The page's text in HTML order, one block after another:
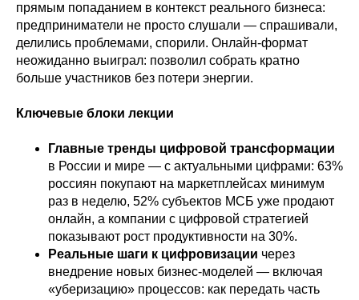
прямым попаданием в контекст реального бизнеса:
предприниматели не просто слушали — спрашивали,
делились проблемами, спорили. Онлайн-формат
неожиданно выиграл: позволил собрать кратно
больше участников без потери энергии.
Ключевые блоки лекции
Главные тренды цифровой трансформации
в России и мире — с актуальными цифрами: 63%
россиян покупают на маркетплейсах минимум
раз в неделю, 52% субъектов МСБ уже продают
онлайн, а компании с цифровой стратегией
показывают рост продуктивности на 30%.
Реальные шаги к цифровизации через
внедрение новых бизнес-моделей — включая
«уберизацию» процессов: как передать часть